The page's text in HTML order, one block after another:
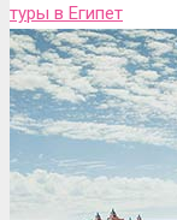
туры в Египет